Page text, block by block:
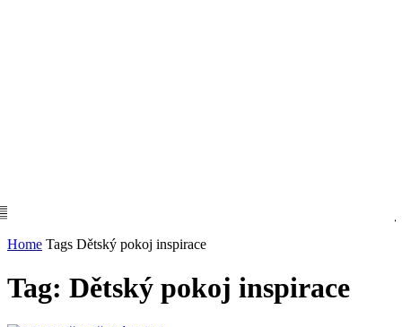
Home Tags Dětský pokoj inspirace
Tag: Dětský pokoj inspirace